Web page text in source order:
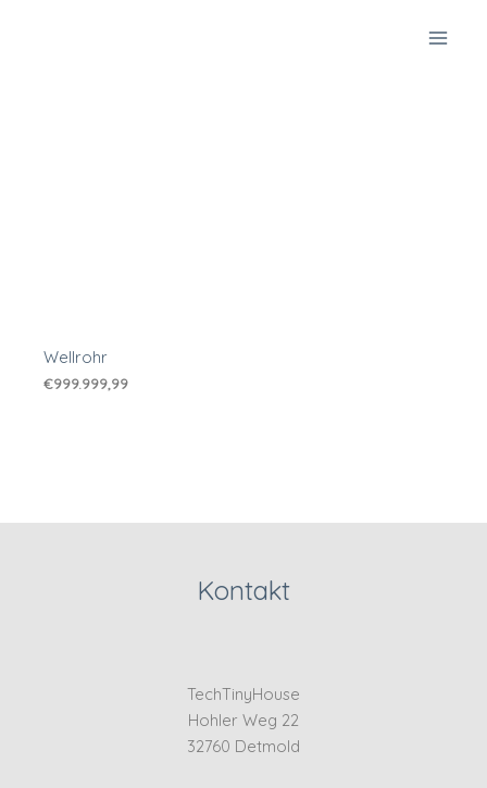
Wellrohr
€999.999,99
Kontakt
TechTinyHouse
Hohler Weg 22
32760 Detmold